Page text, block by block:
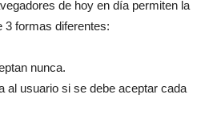
de hoy en día permiten la
3 formas diferentes:
nunca.
al usuario si se debe aceptar cada